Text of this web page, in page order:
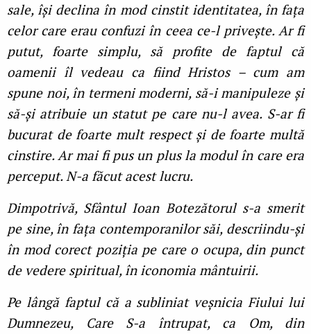
sale, își declina în mod cinstit identitatea, în faţa
celor care erau confuzi în ceea ce-l privește. Ar fi
putut, foarte simplu, să profite de faptul că
oamenii îl vedeau ca fiind Hristos – cum am
spune noi, în termeni moderni, să-i manipuleze și
să-și atribuie un statut pe care nu-l avea. S-ar fi
bucurat de foarte mult respect și de foarte multă
cinstire. Ar mai fi pus un plus la modul în care era
perceput. N-a făcut acest lucru.
Dimpotrivă, Sfântul Ioan Botezătorul s-a smerit
pe sine, în faţa contemporanilor săi, descriindu-și
în mod corect poziţia pe care o ocupa, din punct
de vedere spiritual, în iconomia mântuirii.
Pe lângă faptul că a subliniat veșnicia Fiului lui
Dumnezeu, Care S-a întrupat, ca Om, din